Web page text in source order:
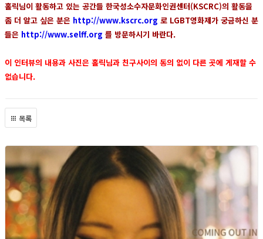
홀릭님이 활동하고 있는 공간들 한국성소수자문화인권센터(KSCRC)의 활동을
좀 더 알고 싶은 분은 http://www.kscrc.org 로 LGBT영화제가 궁금하신 분
들은 http://www.selff.org 를 방문하시기 바란다.
이 인터뷰의 내용과 사진은 홀릭님과 친구사이의 동의 없이 다른 곳에 게재할 수
없습니다.
목록